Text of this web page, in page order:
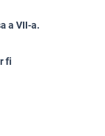
a VII-a.
fi